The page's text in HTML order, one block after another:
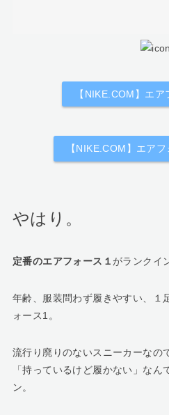
【NIKE.COM】エ
【NIKE.COM】エア
やはり。
定番のエアフォース１ がランクイ
年齢、服装問わず履きやすい、１
ォース1。
流行り廃りのないスニーカーなの
「持っているけど履かない」なん
ン。